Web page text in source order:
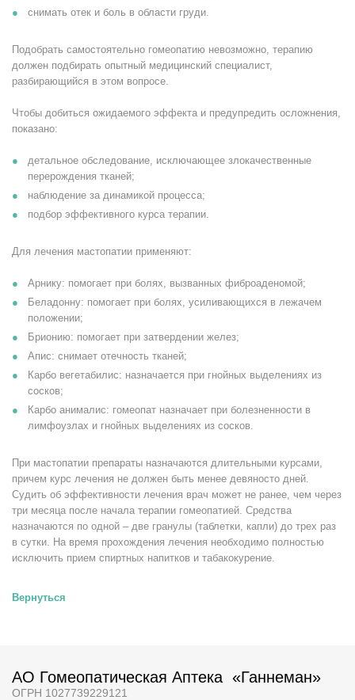
снимать отек и боль в области груди.
Подобрать самостоятельно гомеопатию невозможно, терапию
должен подбирать опытный медицинский специалист,
разбирающийся в этом вопросе.
Чтобы добиться ожидаемого эффекта и предупредить осложнения,
показано:
детальное обследование, исключающее злокачественные
перерождения тканей;
наблюдение за динамикой процесса;
подбор эффективного курса терапии.
Для лечения мастопатии применяют:
Арнику: помогает при болях, вызванных фиброаденомой;
Беладонну: помогает при болях, усиливающихся в лежачем
положении;
Брионию: помогает при затвердении желез;
Апис: снимает отечность тканей;
Карбо вегетабилис: назначается при гнойных выделениях из
сосков;
Карбо анималис: гомеопат назначает при болезненности в
лимфоузлах и гнойных выделениях из сосков.
При мастопатии препараты назначаются длительными курсами,
причем курс лечения не должен быть менее девяносто дней.
Судить об эффективности лечения врач может не ранее, чем через
три месяца после начала терапии гомеопатией. Средства
назначаются по одной – две гранулы (таблетки, капли) до трех раз
в сутки. На время прохождения лечения необходимо полностью
исключить прием спиртных напитков и табакокурение.
Вернуться
АО Гомеопатическая Аптека «Ганнеман»
ОГРН 1027739229121